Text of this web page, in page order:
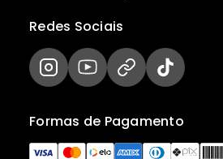
Formas de Pagamento
Redes Sociais